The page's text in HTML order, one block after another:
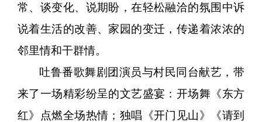
常、谈变化、说期盼，在轻松融洽的氛围中诉
说着生活的改善、家园的变迁，传递着浓浓的
邻里情和干群情。
吐鲁番歌舞剧团演员与村民同台献艺，带
来了一场精彩纷呈的文艺盛宴：开场舞《东方
红》点燃全场热情；独唱《开门见山》《请到